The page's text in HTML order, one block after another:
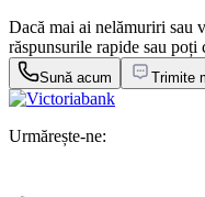
Dacă mai ai nelămuriri sau
răspunsurile rapide sau poți
Sună acum Trimite
Urmărește-ne: